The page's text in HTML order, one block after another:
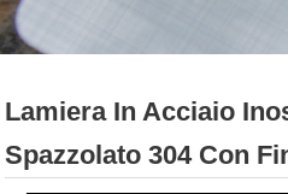
Lamiera In Acciaio
Spazzolato 304 Con